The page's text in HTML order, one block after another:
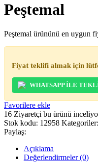
Peştemal
Peştemal ürününü en uygun
Fiyat teklifi almak için
WHATSAPP İLE
Favorilere ekle
16 Ziyaretçi bu ürünü
Stok kodu: 12958 Kategoriler:
Paylaş:
Açıklama
Değerlendirmeler (0)